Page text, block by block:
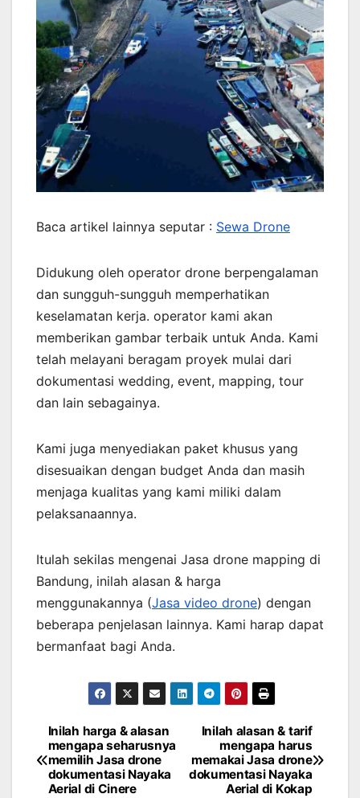
Baca artikel lainnya seputar : Sewa Drone
Didukung oleh operator drone berpengalaman
dan sungguh-sungguh memperhatikan
keselamatan kerja. operator kami akan
memberikan gambar terbaik untuk Anda. Kami
telah melayani beragam proyek mulai dari
dokumentasi wedding, event, mapping, tour
dan lain sebagainya.
Kami juga menyediakan paket khusus yang
disesuaikan dengan budget Anda dan masih
menjaga kualitas yang kami miliki dalam
pelaksanaannya.
Itulah sekilas mengenai Jasa drone mapping di
Bandung, inilah alasan & harga
menggunakannya (Jasa video drone) dengan
beberapa penjelasan lainnya. Kami harap dapat
bermanfaat bagi Anda.
Post
navigation
Inilah alasan & tarif
mengapa harus
memakai Jasa drone
dokumentasi Nayaka
Aerial di Kokap
Inilah harga & alasan
mengapa seharusnya
memilih Jasa drone
dokumentasi Nayaka
Aerial di Cinere